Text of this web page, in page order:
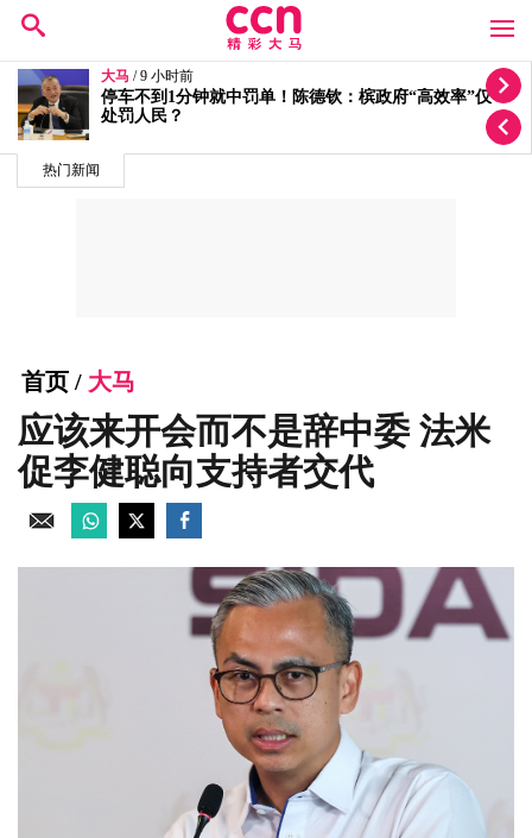
热门新闻
大马 / 10 小时前
按个人喜恶发放拨款有滥权之嫌 5蓝眼议员轰安华党政
不分
首页 / 大马
应该来开会而不是辞中委 法米
促李健聪向支持者交代